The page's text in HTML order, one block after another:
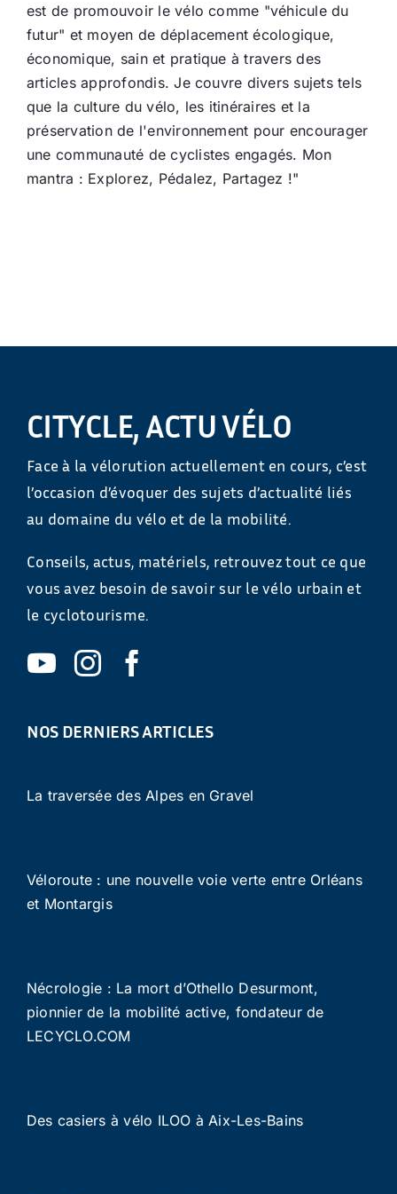
est de promouvoir le vélo comme "véhicule du
futur" et moyen de déplacement écologique,
économique, sain et pratique à travers des
articles approfondis. Je couvre divers sujets tels
que la culture du vélo, les itinéraires et la
préservation de l'environnement pour encourager
une communauté de cyclistes engagés. Mon
mantra : Explorez, Pédalez, Partagez !"
CITYCLE, ACTU VÉLO
Face à la vélorution actuellement en cours, c’est
l’occasion d’évoquer des sujets d’actualité liés
au domaine du vélo et de la mobilité.
Conseils, actus, matériels, retrouvez tout ce que
vous avez besoin de savoir sur le vélo urbain et
le cyclotourisme.
NOS DERNIERS ARTICLES
La traversée des Alpes en Gravel
Véloroute : une nouvelle voie verte entre Orléans
et Montargis
Nécrologie : La mort d’Othello Desurmont,
pionnier de la mobilité active, fondateur de
LECYCLO.COM
Des casiers à vélo ILOO à Aix-Les-Bains